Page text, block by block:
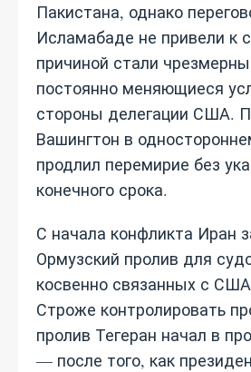
Пакистана, однако
Исламабаде не привели к
причиной стали
постоянно меняющиеся
стороны делегации США.
Вашингтон в
продлил перемирие без
конечного срока.
С начала конфликта Иран
Ормузский пролив для
косвенно связанных с
Строже контролировать
пролив Тегеран начал в
— после того, как